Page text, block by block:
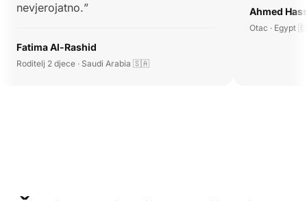
nevjerojatno.”
Fatima Al-Rashid
Roditelj 2 djece · Saudi Arabia 🇸🇦
Ahmed
Otac · Egypt